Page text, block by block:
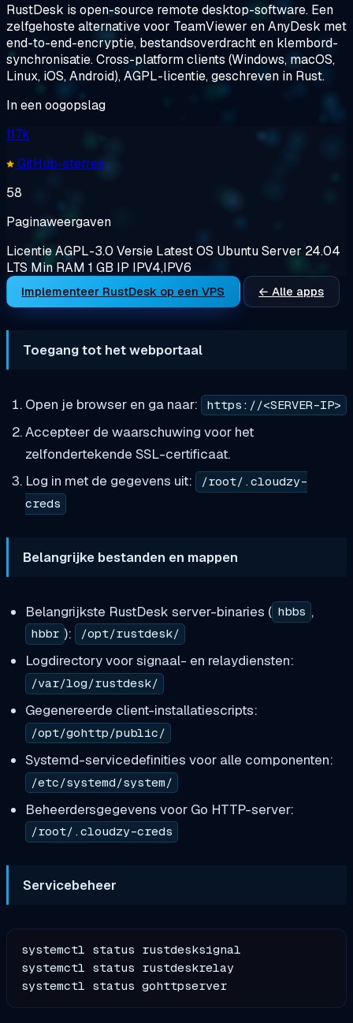
RustDesk is open-source remote desktop-software. Een
zelfgehoste alternative voor TeamViewer en AnyDesk met
end-to-end-encryptie, bestandsoverdracht en klembord-
synchronisatie. Cross-platform clients (Windows, macOS,
Linux, iOS, Android), AGPL-licentie, geschreven in Rust.
In een oogopslag
117k
GitHub-sterren
58
Paginaweergaven
LicentieAGPL-3.0 Versie LatestOS Ubuntu Server 24.04
LTS Min RAM 1 GB IP IPV4,IPV6
Implementeer RustDesk op een VPS ← Alle apps
Toegang tot het webportaal
Open je browser en ga naar: https://<SERVER-IP>
Accepteer de waarschuwing voor het
zelfondertekende SSL-certificaat.
Log in met de gegevens uit:
/root/.cloudzy-
creds
Belangrijke bestanden en mappen
Belangrijkste RustDesk server-binaries ( hbbs ,
hbbr ): /opt/rustdesk/
Logdirectory voor signaal- en relaydiensten:
/var/log/rustdesk/
Gegenereerde client-installatiescripts:
/opt/gohttp/public/
Systemd-servicedefinities voor alle componenten:
/etc/systemd/system/
Beheerdersgegevens voor Go HTTP-server:
/root/.cloudzy-creds
Servicebeheer
systemctl status rustdesksignal
systemctl status rustdeskrelay